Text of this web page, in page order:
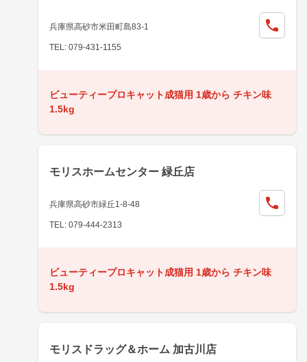
兵庫県高砂市米田町島83-1
TEL: 079-431-1155
ビューティープロキャット成猫用 1歳から チキン味
1.5kg
モリスホームセンター 緑丘店
兵庫県高砂市緑丘1-8-48
TEL: 079-444-2313
ビューティープロキャット成猫用 1歳から チキン味
1.5kg
モリスドラッグ＆ホーム 加古川店